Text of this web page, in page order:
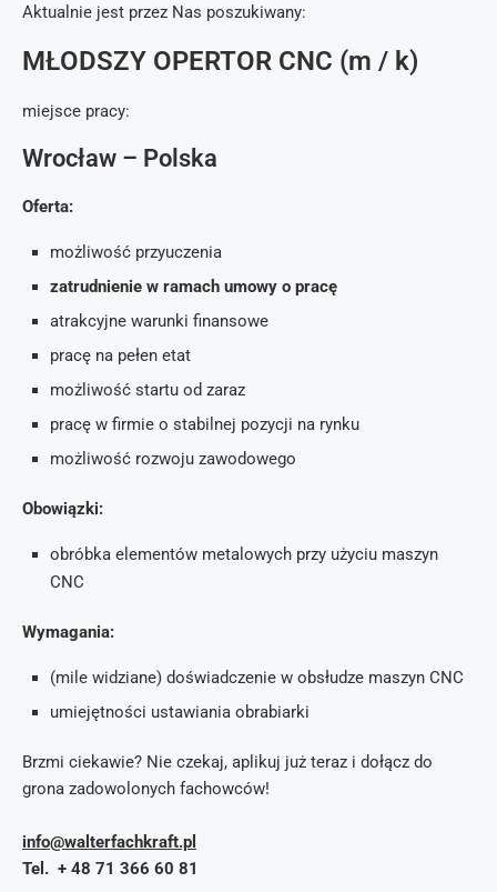
Aktualnie jest przez Nas poszukiwany:
MŁODSZY OPERTOR CNC (m / k)
miejsce pracy:
Wrocław – Polska
Oferta:
możliwość przyuczenia
zatrudnienie w ramach umowy o pracę
atrakcyjne warunki finansowe
pracę na pełen etat
możliwość startu od zaraz
pracę w firmie o stabilnej pozycji na rynku
możliwość rozwoju zawodowego
Obowiązki:
obróbka elementów metalowych przy użyciu maszyn
CNC
Wymagania:
(mile widziane) doświadczenie w obsłudze maszyn CNC
umiejętności ustawiania obrabiarki
Brzmi ciekawie? Nie czekaj, aplikuj już teraz i dołącz do
grona zadowolonych fachowców!
info@walterfachkraft.pl
Tel. + 48 71 366 60 81